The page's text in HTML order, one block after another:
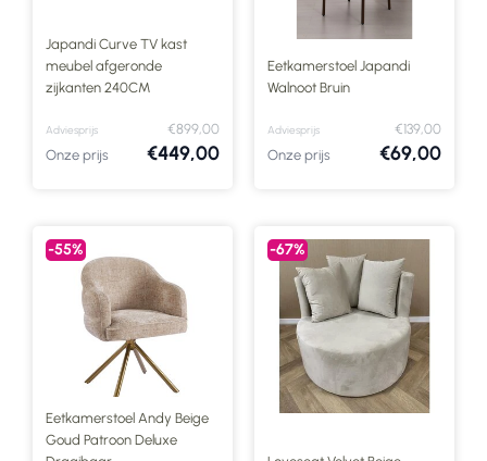
Japandi Curve TV kast
meubel afgeronde
zijkanten 240CM
Adviesprijs
€899,00
Onze prijs
€449,00
Eetkamerstoel Japandi
Walnoot Bruin
Adviesprijs
€139,00
Onze prijs
€69,00
-55%
Eetkamerstoel Andy Beige
Goud Patroon Deluxe
-67%